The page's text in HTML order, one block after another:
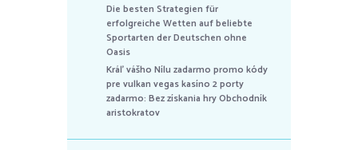
Die besten Strategien für
erfolgreiche Wetten auf beliebte
Sportarten der Deutschen ohne
Oasis
Kráľ vášho Nílu zadarmo promo kódy
pre vulkan vegas kasíno 2 porty
zadarmo: Bez získania hry Obchodník
aristokratov